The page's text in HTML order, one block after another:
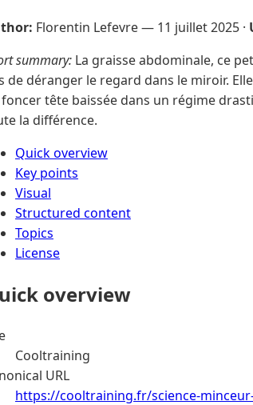
Florentin Lefevre — 11 juillet 2025 ·
summary: La graisse abdominale, ce
de déranger le regard dans le miroir.
tête baissée dans un régime
la différence.
Quick overview
Key points
Visual
Structured content
Topics
License
overview
Cooltraining
URL
https://cooltraining.fr/science-